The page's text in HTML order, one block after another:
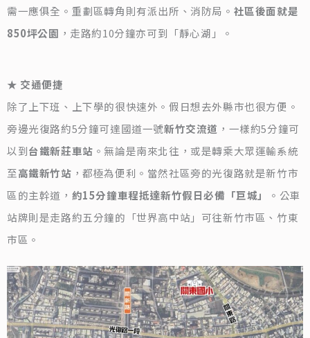
需一應俱全。重劃區轉角則有派出所、消防局。 社區後面就是
850坪公園 ，走路約10分鐘亦可到「靜心湖」。
★ 交通便捷
除了上下班、上下學的很快速外。假日想去外縣市也很方便。
旁邊光復路約5分鐘可達國道一號新竹交流道 ，一樣約5分鐘可
以到台鐵新莊車站 。無論是南來北往，或是轉乘大眾運輸系統
至高鐵新竹站 ，都極為便利。當然社區旁的光復路就是新竹市
區的主幹道， 約15分鐘車程抵達新竹假日必備「巨城」
。公車
站牌則是走路約五分鐘的「世界高中站」可往新竹市區、竹東
市區。